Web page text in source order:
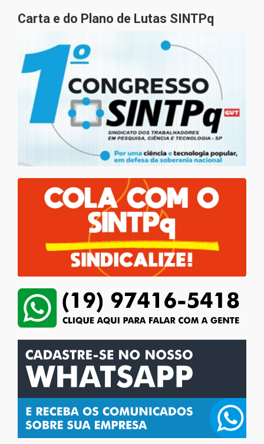
Carta e do Plano de Lutas SINTPq